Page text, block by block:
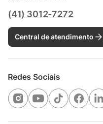
(41) 3012-7272
Central de atendimento
Redes Sociais